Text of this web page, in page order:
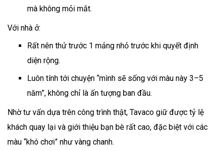
mà không mỏi mắt.
Với nhà ở:
Rất nên thử trước 1 mảng nhỏ trước khi quyết định
diện rộng.
Luôn tính tới chuyện “mình sẽ sống với màu này 3–5
năm”, không chỉ là ấn tượng ban đầu.
Nhờ tư vấn dựa trên công trình thật, Tavaco giữ được tỷ lệ
khách quay lại và giới thiệu bạn bè rất cao, đặc biệt với các
màu “khó chơi” như vàng chanh.